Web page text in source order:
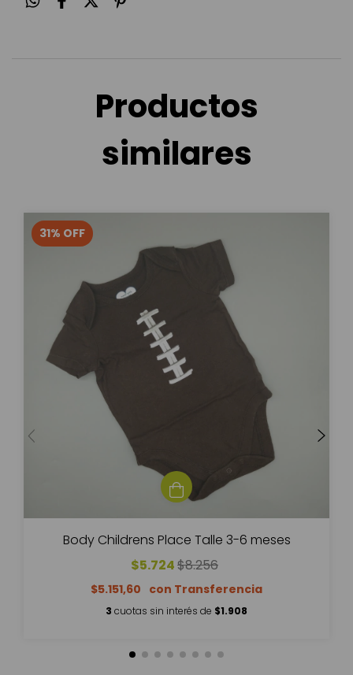
Productos
similares
31% OFF
Body Childrens Place Talle 3-6 meses
$5.724$8.256
$5.151,60
3 cuotas sin interés de $1.908